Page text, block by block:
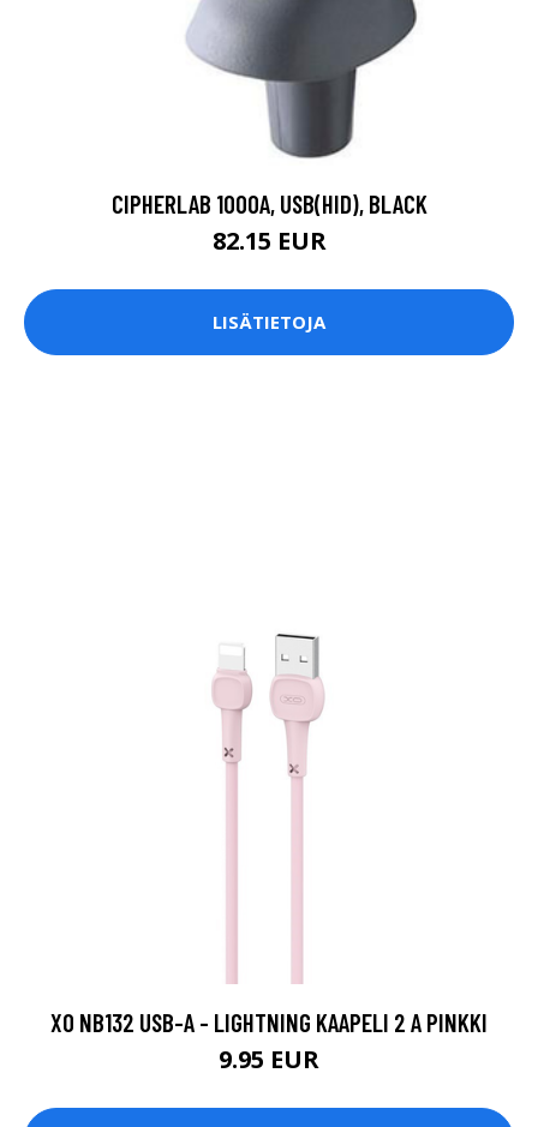
CIPHERLAB 1000A, USB(HID), BLACK
82.15 EUR
LISÄTIETOJA
XO NB132 USB-A - LIGHTNING KAAPELI 2 A PINKKI
9.95 EUR